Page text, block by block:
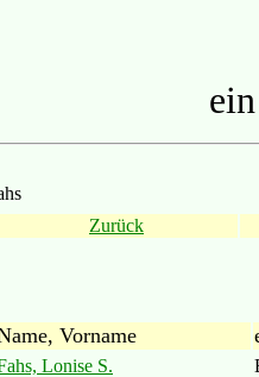
Zurück
Vorname
Lonise S.